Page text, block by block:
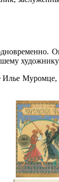
Муромце,